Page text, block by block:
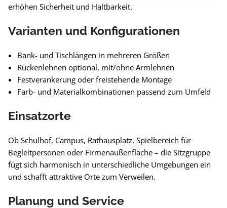
erhöhen Sicherheit und Haltbarkeit.
Varianten und Konfigurationen
Bank- und Tischlängen in mehreren Größen
Rückenlehnen optional, mit/ohne Armlehnen
Festverankerung oder freistehende Montage
Farb- und Materialkombinationen passend zum Umfeld
Einsatzorte
Ob Schulhof, Campus, Rathausplatz, Spielbereich für
Begleitpersonen oder Firmenaußenfläche – die Sitzgruppe
fügt sich harmonisch in unterschiedliche Umgebungen ein
und schafft attraktive Orte zum Verweilen.
Planung und Service